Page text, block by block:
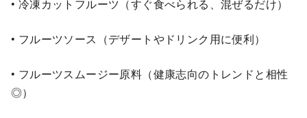
• 冷凍カットフルーツ（すぐ食べられる、混ぜるだけ）
• フルーツソース（デザートやドリンク用に便利）
• フルーツスムージー原料（健康志向のトレンドと相性
◎）